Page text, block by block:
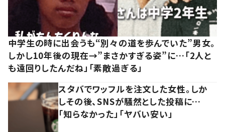
中学生の時に出会うも“別々の道を歩んでいた”男女。
しかし10年後の現在→”まさかすぎる姿”に…「2人と
も遠回りしたんだね」「素敵過ぎる」
スタバでワッフルを注文した女性。しか
しその後、SNSが騒然とした投稿に…
「知らなかった」「ヤバい安い」